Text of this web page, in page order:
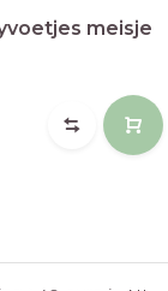
meisje